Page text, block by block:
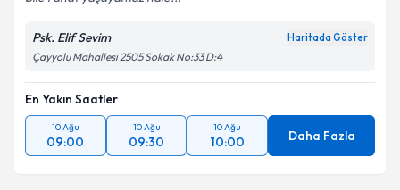
Psk. Elif Sevim Haritada Göster
Çayyolu Mahallesi 2505 Sokak No:33 D:4
En Yakın Saatler
10 Ağu
09:00
10 Ağu
09:30
10 Ağu
10:00 Daha Fazla